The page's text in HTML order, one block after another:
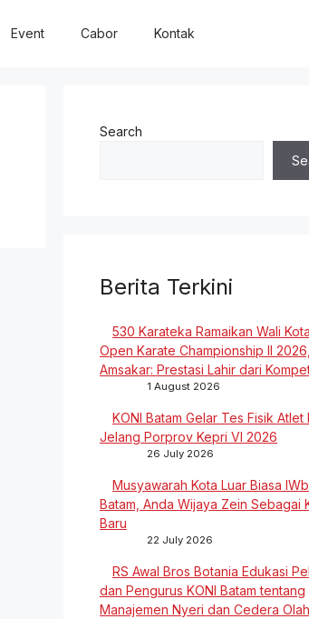
Event Cabor Kontak
Search
Berita Terkini
530 Karateka Ramaikan Wali
Open Karate Championship II 2026,
Amsakar: Prestasi Lahir dari
1 August 2026
KONI Batam Gelar Tes Fisik Atlet
Jelang Porprov Kepri VI 2026
26 July 2026
Musyawarah Kota Luar Biasa
Batam, Anda Wijaya Zein Sebagai
Baru
22 July 2026
RS Awal Bros Botania Edukasi
dan Pengurus KONI Batam tentang
Manajemen Nyeri dan Cedera